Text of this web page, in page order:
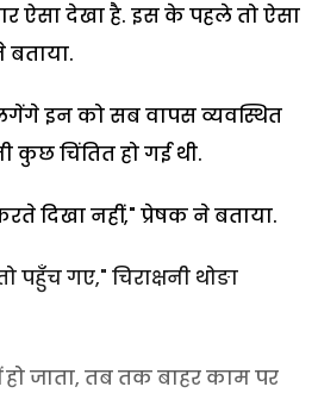
ऐसा देखा है. इस के पहले तो ऐसा
बताया.
इन को सब वापस व्यवस्थित
कुछ चिंतित हो गई थी.
दिखा नहीं," प्रेषक ने बताया.
गए," चिराक्षनी थोङा
जाता, तब तक बाहर काम पर